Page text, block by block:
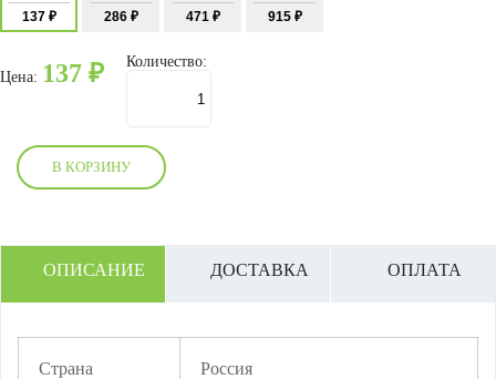
137 ₽
286 ₽
471 ₽
915 ₽
Цена: 137 ₽ Количество:
В КОРЗИНУ
ОПИСАНИЕ ДОСТАВКА ОПЛАТА
Страна Россия